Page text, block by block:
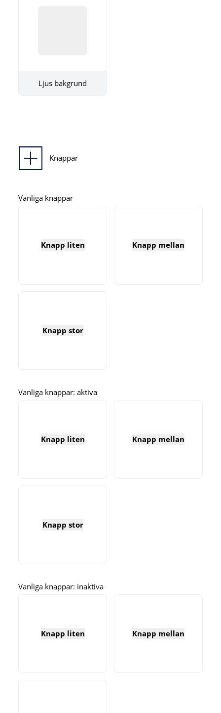
Ljus bakgrund
Knappar
Vanliga knappar
Knapp liten Knapp mellan
Knapp stor
Vanliga knappar: aktiva
Knapp liten Knapp mellan
Knapp stor
Vanliga knappar: inaktiva
Knapp liten Knapp mellan